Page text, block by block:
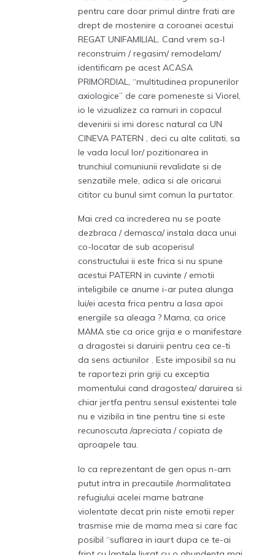
pentru care doar primul dintre frati are
drept de mostenire a coroanei acestui
REGAT UNIFAMILIAL. Cand vrem sa-l
reconstruim / regasim/ remodelam/
identificam pe acest ACASA
PRIMORDIAL, “multitudinea propunerilor
axiologice” de care pomeneste si Viorel,
io le vizualizez ca ramuri in copacul
devenirii si imi doresc natural ca UN
CINEVA PATERN , deci cu alte calitati, sa
le vada locul lor/ pozitionarea in
trunchiul comuniunii revalidate si de
senzatiile mele, adica si ale oricarui
cititor cu bunul simt comun la purtator.
Mai cred ca increderea nu se poate
dezbraca / demasca/ instala daca unui
co-locatar de sub acoperisul
constructului ii este frica si nu spune
acestui PATERN in cuvinte / emotii
inteligibile ce anume i-ar putea alunga
lui/ei acesta frica pentru a lasa apoi
energiile sa aleaga ? Mama, ca orice
MAMA stie ca orice grija e o manifestare
a dragostei si daruirii pentru cea ce-ti
da sens actiunilor . Este imposibil sa nu
te raportezi prin griji cu exceptia
momentului cand dragostea/ daruirea si
chiar jertfa pentru sensul existentei tale
nu e vizibila in tine pentru tine si este
recunoscuta /apreciata / copiata de
aproapele tau.
Io ca reprezentant de gen opus n-am
putut intra in precautiile /normalitatea
refugiului acelei mame batrane
violentate decat prin niste emotii reper
trasmise mie de mama mea si care fac
posibil “suflarea in iaurt dupa ce te-ai